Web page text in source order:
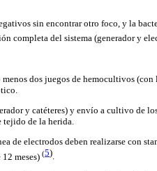
sin encontrar otro foco, y la
completa del sistema (generador y
dos juegos de hemocultivos
y catéteres) y envío a cultivo de
tejido de la herida.
de electrodos deben realizarse con
meses) (5).